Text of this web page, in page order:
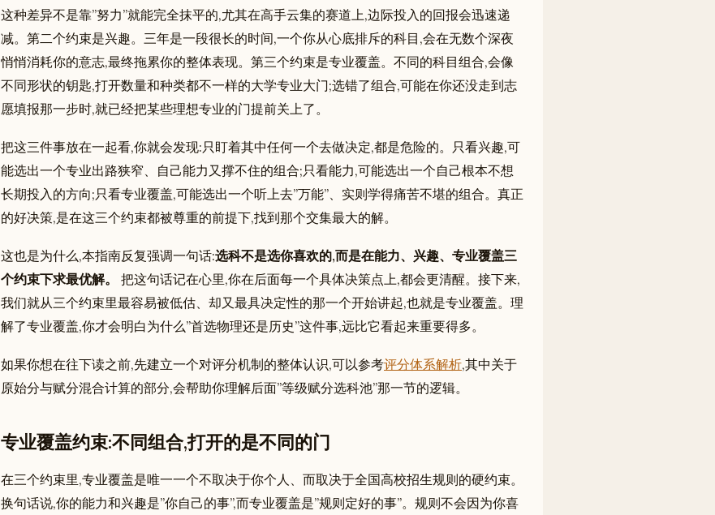
这种差异不是靠”努力”就能完全抹平的,尤其在高手云集的赛道上,边际投入的回报会迅速递
减。第二个约束是兴趣。三年是一段很长的时间,一个你从心底排斥的科目,会在无数个深夜
悄悄消耗你的意志,最终拖累你的整体表现。第三个约束是专业覆盖。不同的科目组合,会像
不同形状的钥匙,打开数量和种类都不一样的大学专业大门;选错了组合,可能在你还没走到志
愿填报那一步时,就已经把某些理想专业的门提前关上了。
把这三件事放在一起看,你就会发现:只盯着其中任何一个去做决定,都是危险的。只看兴趣,可
能选出一个专业出路狭窄、自己能力又撑不住的组合;只看能力,可能选出一个自己根本不想
长期投入的方向;只看专业覆盖,可能选出一个听上去”万能”、实则学得痛苦不堪的组合。真正
的好决策,是在这三个约束都被尊重的前提下,找到那个交集最大的解。
这也是为什么,本指南反复强调一句话:选科不是选你喜欢的,而是在能力、兴趣、专业覆盖三
个约束下求最优解。
把这句话记在心里,你在后面每一个具体决策点上,都会更清醒。接下来,
我们就从三个约束里最容易被低估、却又最具决定性的那一个开始讲起,也就是专业覆盖。理
解了专业覆盖,你才会明白为什么”首选物理还是历史”这件事,远比它看起来重要得多。
如果你想在往下读之前,先建立一个对评分机制的整体认识,可以参考评分体系解析,其中关于
原始分与赋分混合计算的部分,会帮助你理解后面”等级赋分选科池”那一节的逻辑。
专业覆盖约束:不同组合,打开的是不同的门
在三个约束里,专业覆盖是唯一一个不取决于你个人、而取决于全国高校招生规则的硬约束。
换句话说,你的能力和兴趣是”你自己的事”,而专业覆盖是”规则定好的事”。规则不会因为你喜